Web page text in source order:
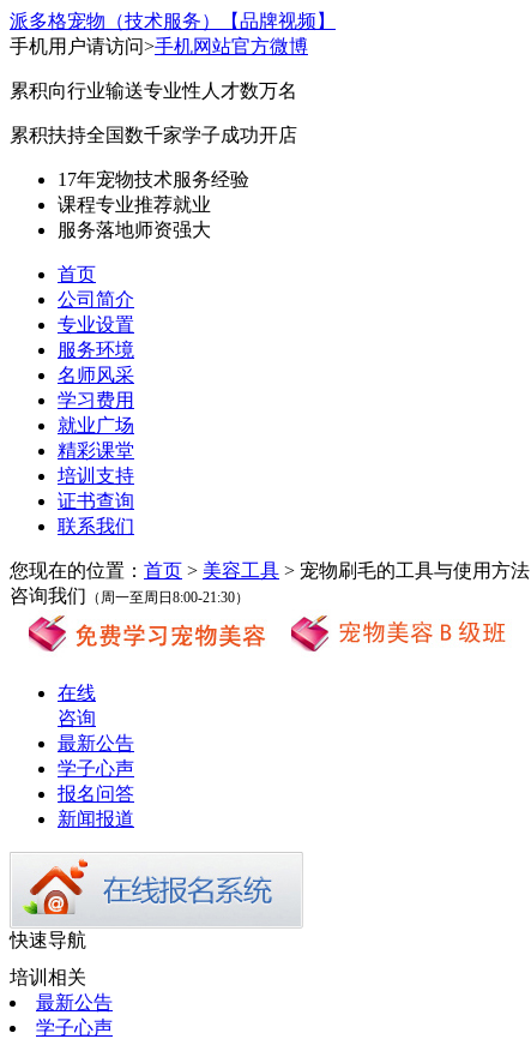
派多格宠物（技术服务）
【品牌视频】
手机用户请访问>手机网站官方微博
累积向行业输送专业性人才数万名
累积扶持全国数千家学子成功开店
17年宠物技术服务经验
课程专业推荐就业
服务落地师资强大
首页
公司简介
专业设置
服务环境
名师风采
学习费用
就业广场
精彩课堂
培训支持
证书查询
联系我们
您现在的位置： 首页 > 美容工具 > 宠物刷毛的工具与使用方法
咨询我们 （周一至周日8:00-21:30）
在线
咨询
最新公告
学子心声
报名问答
新闻报道
快速导航
培训相关
最新公告
学子心声